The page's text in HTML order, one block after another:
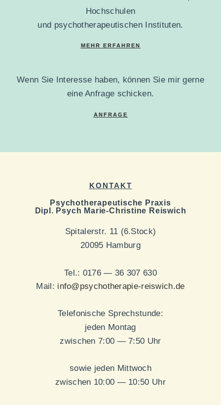
Hochschulen
und psychotherapeutischen Instituten.
MEHR ERFAHREN
Wenn Sie Interesse haben, können Sie mir gerne
eine Anfrage schicken.
ANFRAGE
KONTAKT
Psychotherapeutische Praxis
Dipl. Psych Marie-Christine Reiswich
Spitalerstr. 11 (6.Stock)
20095 Hamburg
Tel.: 0176 — 36 307 630
Mail: info@psychotherapie-reiswich.de
Telefonische Sprechstunde:
jeden Montag
zwischen 7:00 — 7:50 Uhr
sowie jeden Mittwoch
zwischen 10:00 — 10:50 Uhr